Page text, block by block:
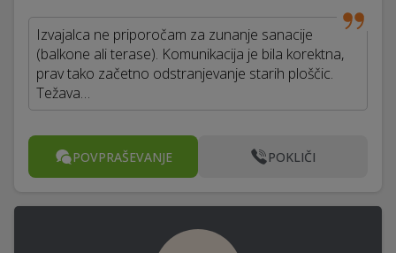
Izvajalca ne priporočam za zunanje sanacije
(balkone ali terase). Komunikacija je bila korektna,
prav tako začetno odstranjevanje starih ploščic.
Težava…
POVPRAŠEVANJE POKLIČI